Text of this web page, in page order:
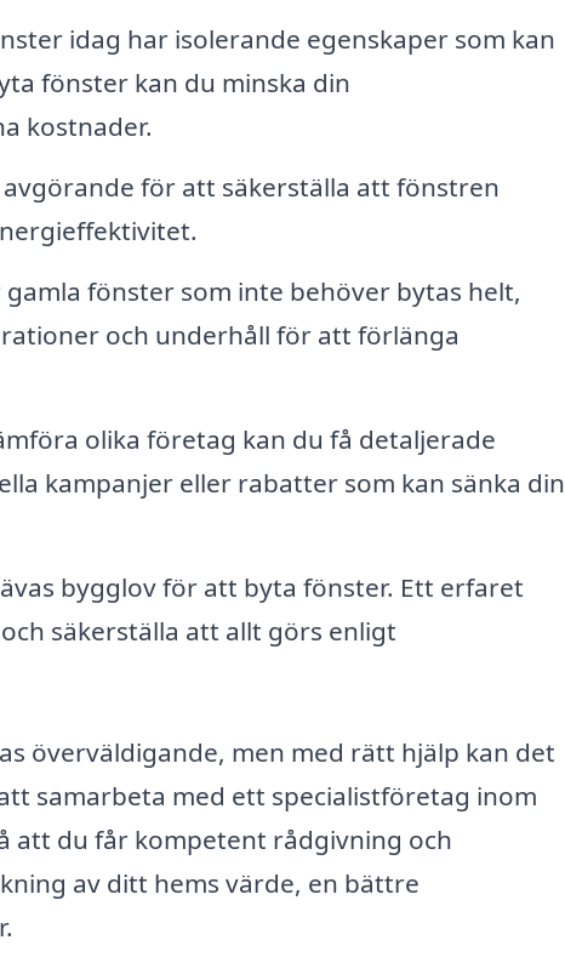
idag har isolerande egenskaper som kan
fönster kan du minska din
kostnader.
för att säkerställa att fönstren
gamla fönster som inte behöver bytas helt,
och underhåll för att förlänga
olika företag kan du få detaljerade
kampanjer eller rabatter som kan sänka din
bygglov för att byta fönster. Ett erfaret
säkerställa att allt görs enligt
överväldigande, men med rätt hjälp kan det
samarbeta med ett specialistföretag inom
att du får kompetent rådgivning och
av ditt hems värde, en bättre